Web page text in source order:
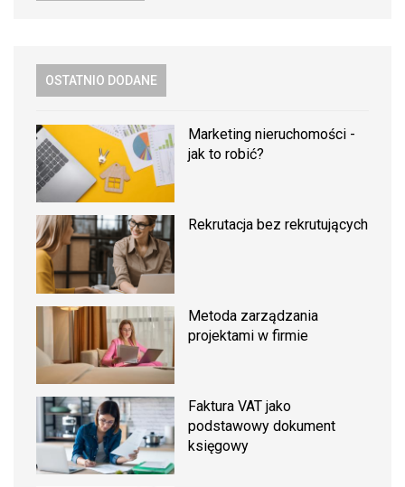
OSTATNIO DODANE
Marketing nieruchomości -
jak to robić?
Rekrutacja bez rekrutujących
Metoda zarządzania
projektami w firmie
Faktura VAT jako
podstawowy dokument
księgowy